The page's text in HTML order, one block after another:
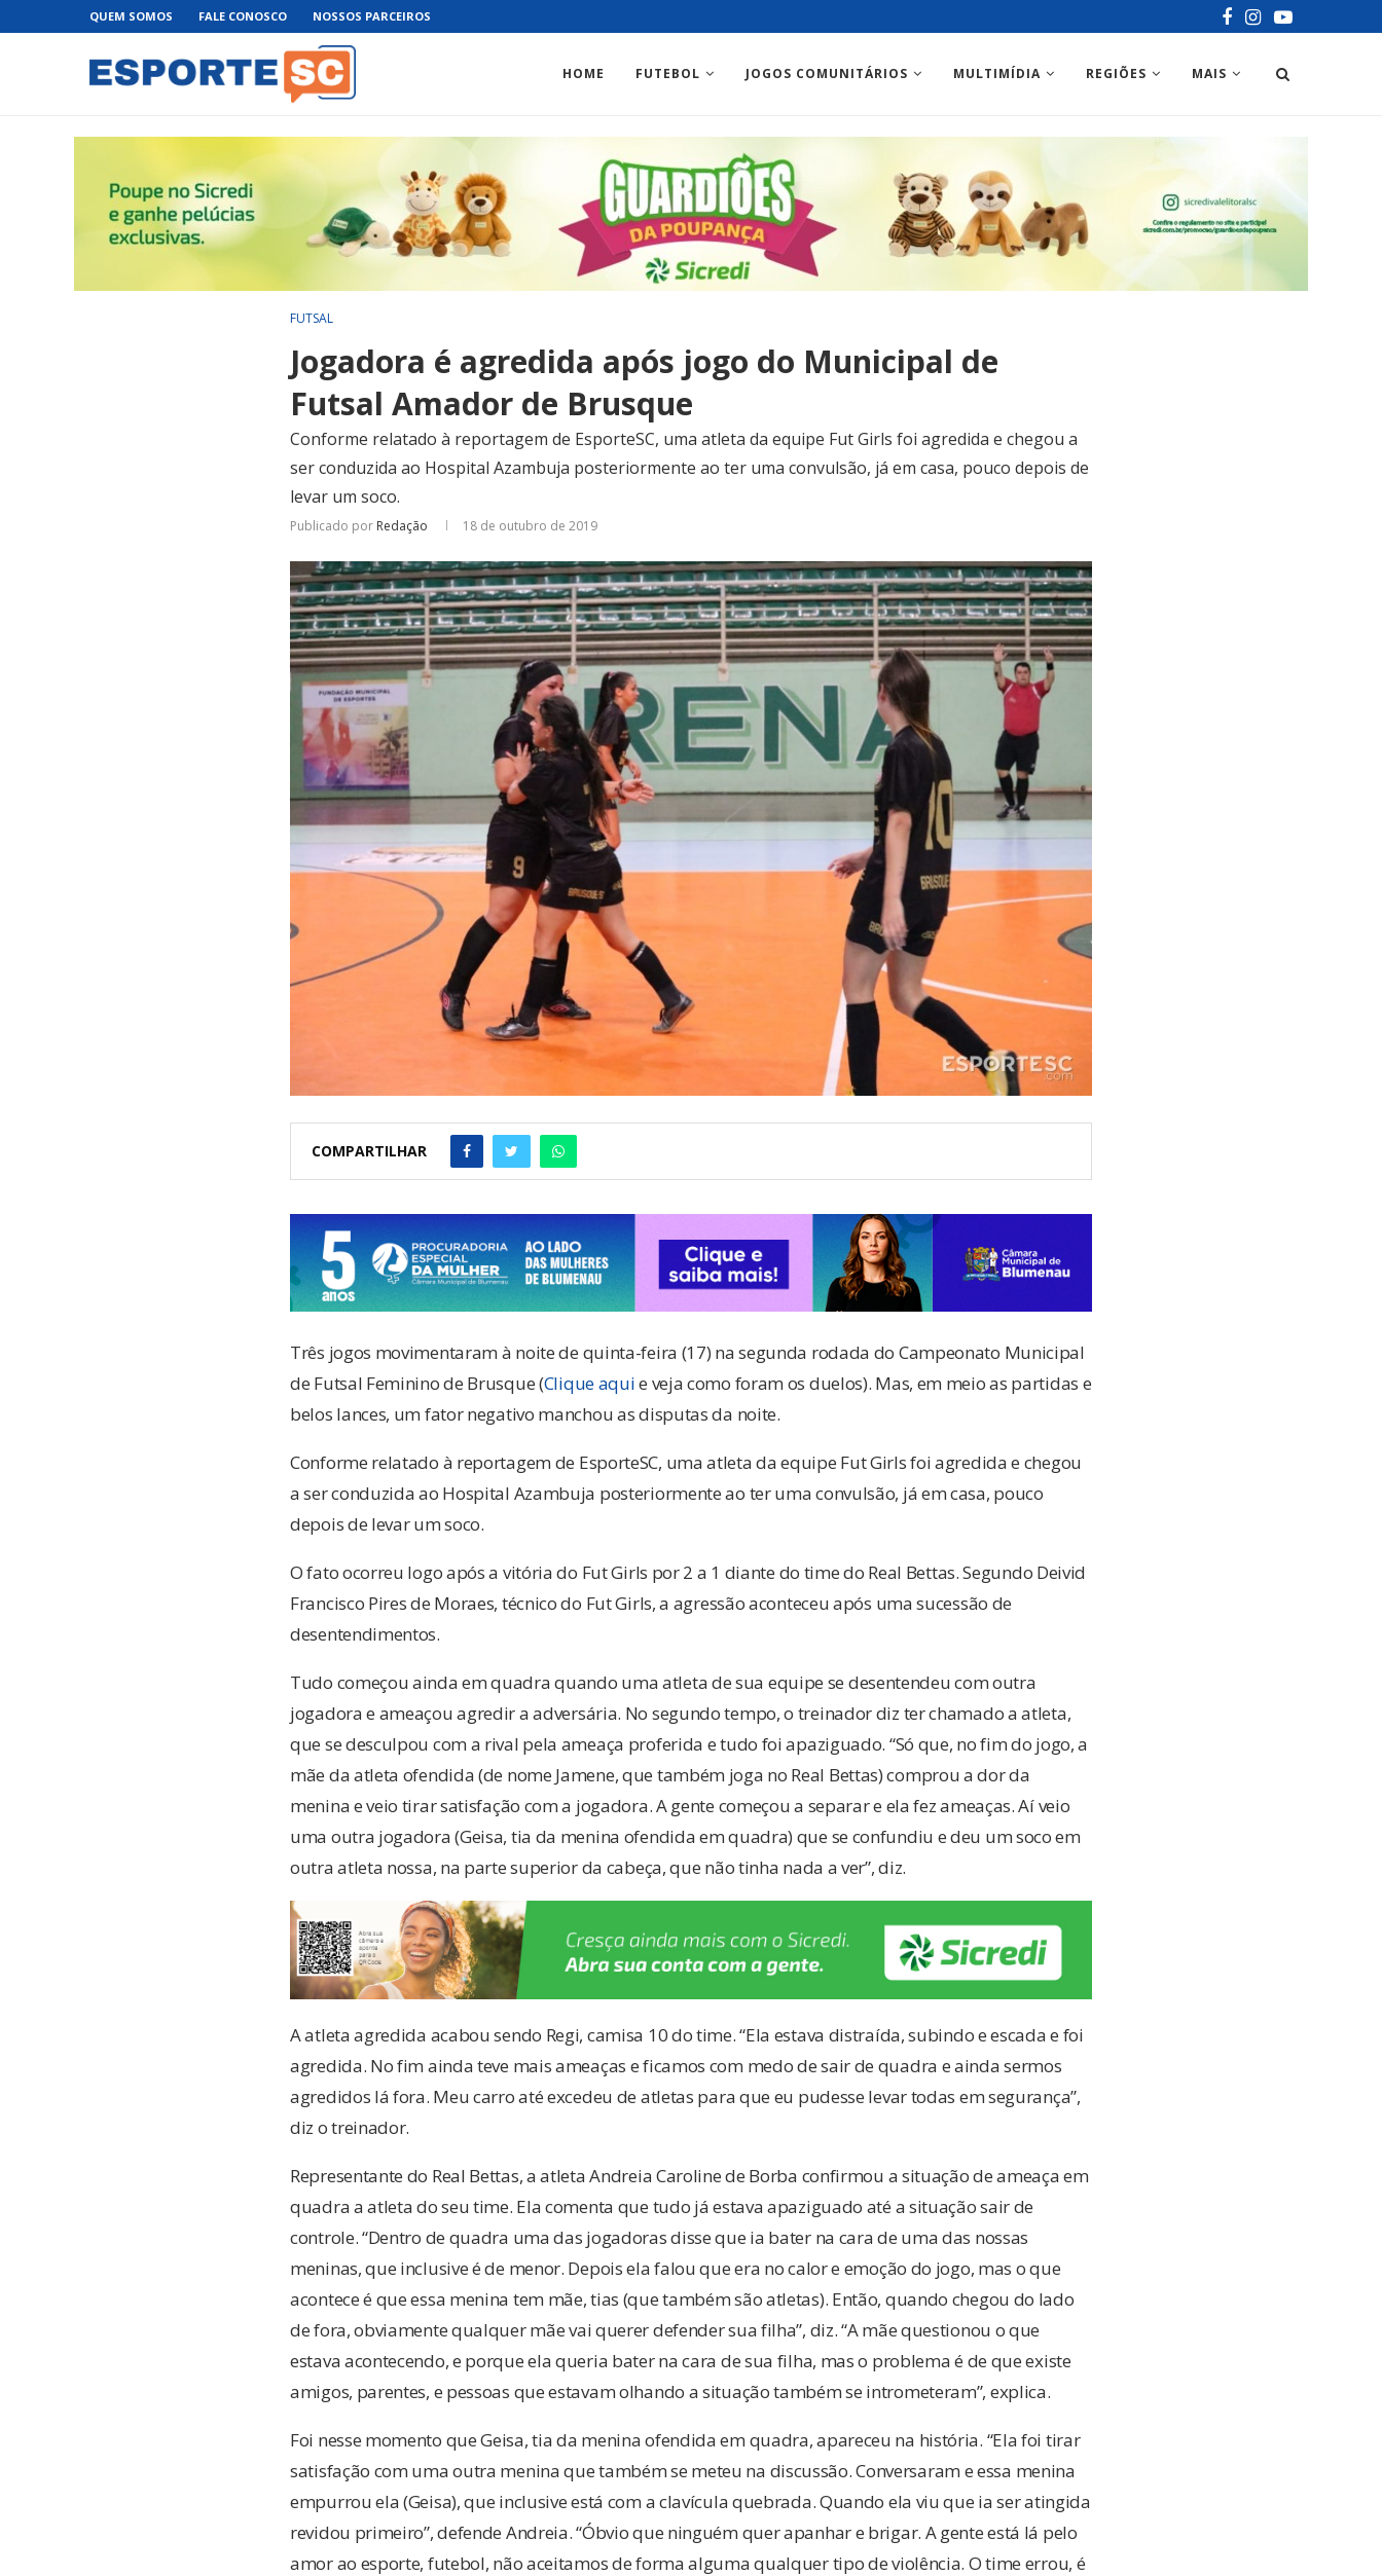
QUEM SOMOS FALE CONOSCO NOSSOS PARCEIROS
HOME FUTEBOL JOGOS COMUNITÁRIOS MULTIMÍDIA REGIÕES MAIS
FUTSAL
Jogadora é agredida após jogo do Municipal de
Futsal Amador de Brusque
Conforme relatado à reportagem de EsporteSC, uma atleta da equipe Fut Girls foi agredida e chegou a
ser conduzida ao Hospital Azambuja posteriormente ao ter uma convulsão, já em casa, pouco depois de
levar um soco.
Publicado por Redação 18 de outubro de 2019
COMPARTILHAR
Três jogos movimentaram à noite de quinta-feira (17) na segunda rodada do Campeonato Municipal
de Futsal Feminino de Brusque (Clique aquie veja como foram os duelos). Mas, em meio as partidas e
belos lances, um fator negativo manchou as disputas da noite.
Conforme relatado à reportagem de EsporteSC, uma atleta da equipe Fut Girls foi agredida e chegou
a ser conduzida ao Hospital Azambuja posteriormente ao ter uma convulsão, já em casa, pouco
depois de levar um soco.
O fato ocorreu logo após a vitória do Fut Girls por 2 a 1 diante do time do Real Bettas. Segundo Deivid
Francisco Pires de Moraes, técnico do Fut Girls, a agressão aconteceu após uma sucessão de
desentendimentos.
Tudo começou ainda em quadra quando uma atleta de sua equipe se desentendeu com outra
jogadora e ameaçou agredir a adversária. No segundo tempo, o treinador diz ter chamado a atleta,
que se desculpou com a rival pela ameaça proferida e tudo foi apaziguado. “Só que, no fim do jogo, a
mãe da atleta ofendida (de nome Jamene, que também joga no Real Bettas) comprou a dor da
menina e veio tirar satisfação com a jogadora. A gente começou a separar e ela fez ameaças. Aí veio
uma outra jogadora (Geisa, tia da menina ofendida em quadra) que se confundiu e deu um soco em
outra atleta nossa, na parte superior da cabeça, que não tinha nada a ver”, diz.
A atleta agredida acabou sendo Regi, camisa 10 do time. “Ela estava distraída, subindo e escada e foi
agredida. No fim ainda teve mais ameaças e ficamos com medo de sair de quadra e ainda sermos
agredidos lá fora. Meu carro até excedeu de atletas para que eu pudesse levar todas em segurança”,
diz o treinador.
Representante do Real Bettas, a atleta Andreia Caroline de Borba confirmou a situação de ameaça em
quadra a atleta do seu time. Ela comenta que tudo já estava apaziguado até a situação sair de
controle. “Dentro de quadra uma das jogadoras disse que ia bater na cara de uma das nossas
meninas, que inclusive é de menor. Depois ela falou que era no calor e emoção do jogo, mas o que
acontece é que essa menina tem mãe, tias (que também são atletas). Então, quando chegou do lado
de fora, obviamente qualquer mãe vai querer defender sua filha”, diz. “A mãe questionou o que
estava acontecendo, e porque ela queria bater na cara de sua filha, mas o problema é de que existe
amigos, parentes, e pessoas que estavam olhando a situação também se intrometeram”, explica.
Foi nesse momento que Geisa, tia da menina ofendida em quadra, apareceu na história. “Ela foi tirar
satisfação com uma outra menina que também se meteu na discussão. Conversaram e essa menina
empurrou ela (Geisa), que inclusive está com a clavícula quebrada. Quando ela viu que ia ser atingida
revidou primeiro”, defende Andreia. “Óbvio que ninguém quer apanhar e brigar. A gente está lá pelo
amor ao esporte, futebol, não aceitamos de forma alguma qualquer tipo de violência. O time errou, é